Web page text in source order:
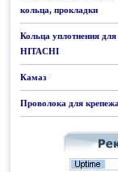
кольца, прокладки
Кольца уплотнения для
HITACHI
Камаз
Проволока для